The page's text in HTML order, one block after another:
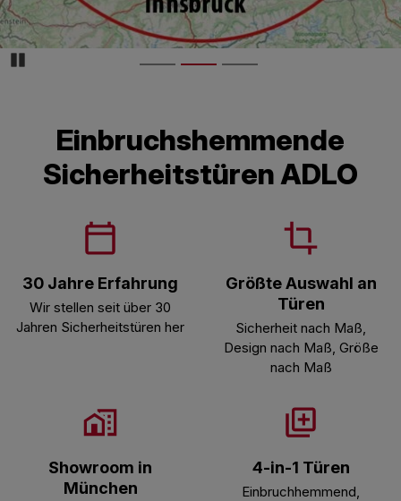
Einbruchshemmende
Sicherheitstüren ADLO
30 Jahre Erfahrung
Wir stellen seit über 30
Jahren Sicherheitstüren her
Größte Auswahl an
Türen
Sicherheit nach Maß,
Design nach Maß, Größe
nach Maß
Showroom in
München
4-in-1 Türen
Einbruchhemmend,